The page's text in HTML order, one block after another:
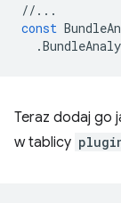
//...
const
.
Teraz dodaj go
w tablicy